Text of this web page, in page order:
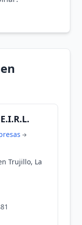
Trujillo, La